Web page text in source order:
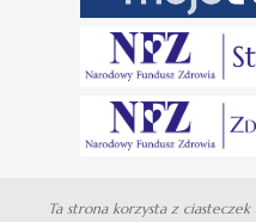
Ta strona korzysta z ciasteczek